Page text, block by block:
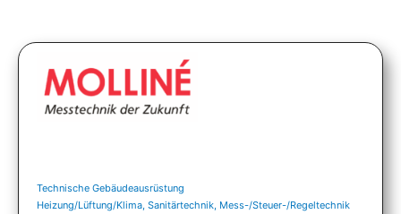
Technische Gebäudeausrüstung
Heizung/Lüftung/Klima, Sanitärtechnik, Mess-/Steuer-/Regeltechnik